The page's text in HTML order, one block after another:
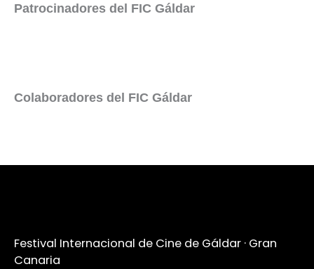
Patrocinadores del FIC Gáldar
Colaboradores del FIC Gáldar
Festival Internacional de Cine de Gáldar · Gran
Canaria